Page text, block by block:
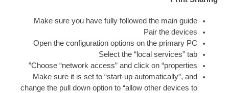
Make sure you have fully fol­lowed the
Open the con­fig­ur­a­tion options on the
Select the “loc­al
Choose “net­work access” and click on
Make sure it is set to “start-up
change the pull down option to “allow